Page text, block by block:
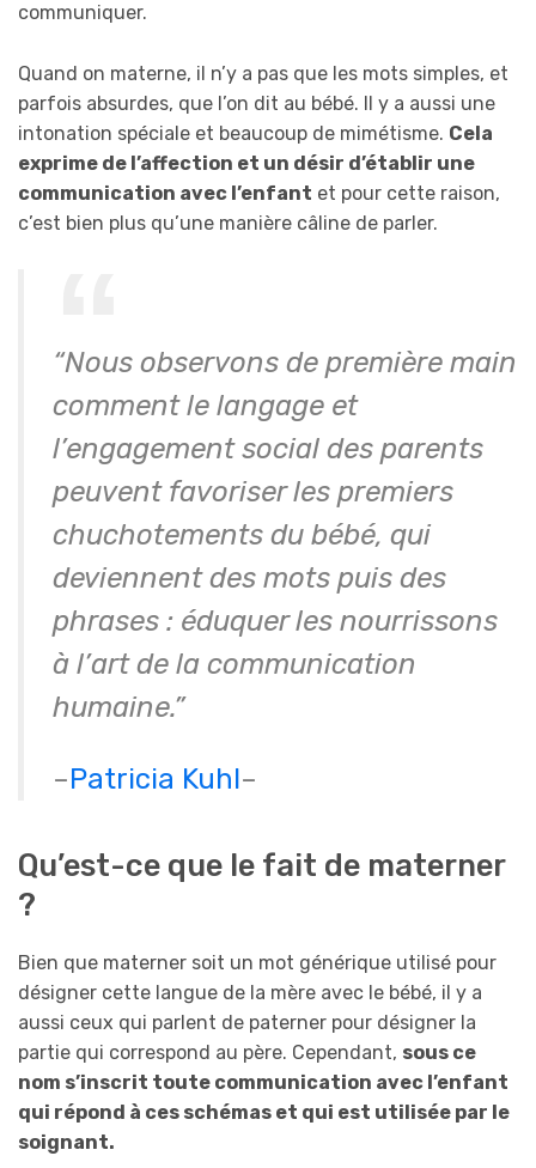
communiquer.
Quand on materne, il n’y a pas que les mots simples, et
parfois absurdes, que l’on dit au bébé. Il y a aussi une
intonation spéciale et beaucoup de mimétisme. Cela
exprime de l’affection et un désir d’établir une
communication avec l’enfant et pour cette raison,
c’est bien plus qu’une manière câline de parler.
“Nous observons de première main
comment le langage et
l’engagement social des parents
peuvent favoriser les premiers
chuchotements du bébé, qui
deviennent des mots puis des
phrases : éduquer les nourrissons
à l’art de la communication
humaine.”
–Patricia Kuhl–
Qu’est-ce que le fait de materner
?
Bien que materner soit un mot générique utilisé pour
désigner cette langue de la mère avec le bébé, il y a
aussi ceux qui parlent de paterner pour désigner la
partie qui correspond au père. Cependant, sous ce
nom s’inscrit toute communication avec l’enfant
qui répond à ces schémas et qui est utilisée par le
soignant.